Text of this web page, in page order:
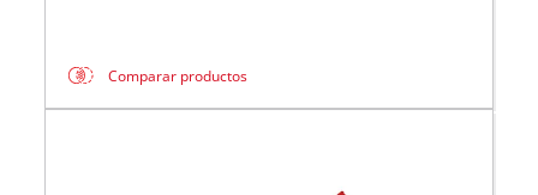
Comparar productos